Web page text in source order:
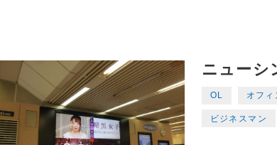
ニューシ
OL オフィ
ビジネスマン